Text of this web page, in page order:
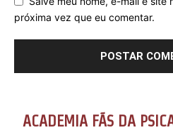
próxima vez que eu comentar.
ACADEMIA FÃS DA